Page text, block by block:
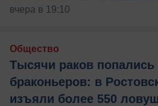
вчера в 19:10
Общество
Тысячи раков попались
браконьеров: в
изъяли более 550